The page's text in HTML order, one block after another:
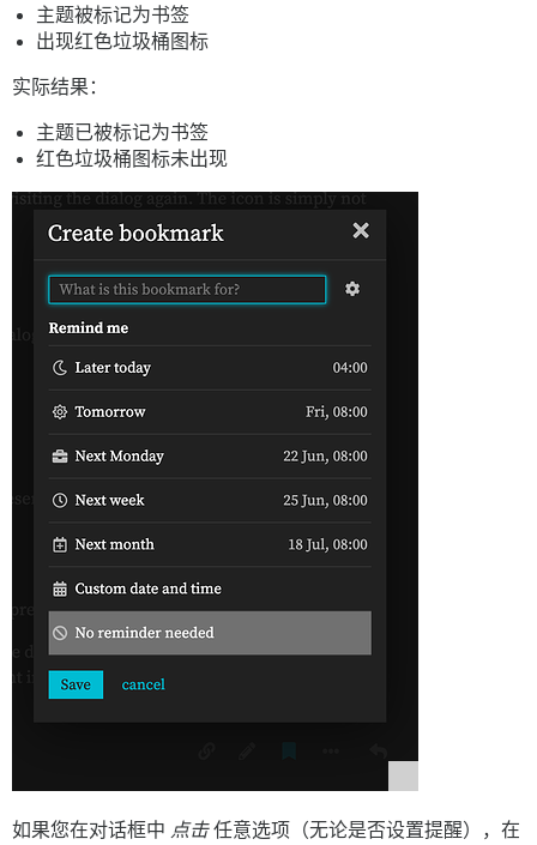
主题被标记为书签
出现红色垃圾桶图标
实际结果：
主题已被标记为书签
红色垃圾桶图标未出现
如果您在对话框中 点击任意选项（无论是否设置提醒），在